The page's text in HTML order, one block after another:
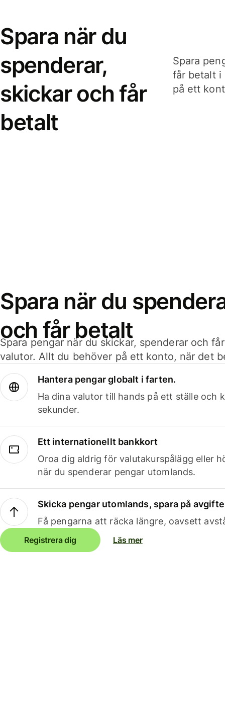
Spara när du
spenderar,
skickar och får
betalt
Spara
får betalt i
på ett
Spara när du
och får betalt
Spara pengar när du skickar, spenderar och
valutor. Allt du behöver på ett konto, när det
Hantera pengar globalt i farten.
Ha dina valutor till hands på ett ställe och
sekunder.
Ett internationellt bankkort
Oroa dig aldrig för valutakurspålägg eller
när du spenderar pengar utomlands.
Skicka pengar utomlands, spara på
Få pengarna att räcka längre, oavsett
Registrera dig Läs mer